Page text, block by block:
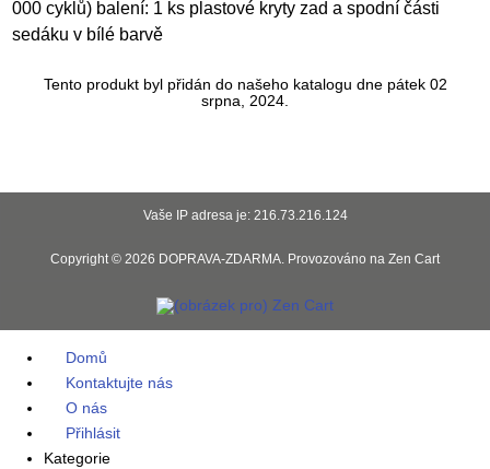
000 cyklů) balení: 1 ks plastové kryty zad a spodní části
sedáku v bílé barvě
Tento produkt byl přidán do našeho katalogu dne pátek 02
srpna, 2024.
Vaše IP adresa je: 216.73.216.124
Copyright © 2026 DOPRAVA-ZDARMA. Provozováno na Zen Cart
Domů
Kontaktujte nás
O nás
Přihlásit
Kategorie